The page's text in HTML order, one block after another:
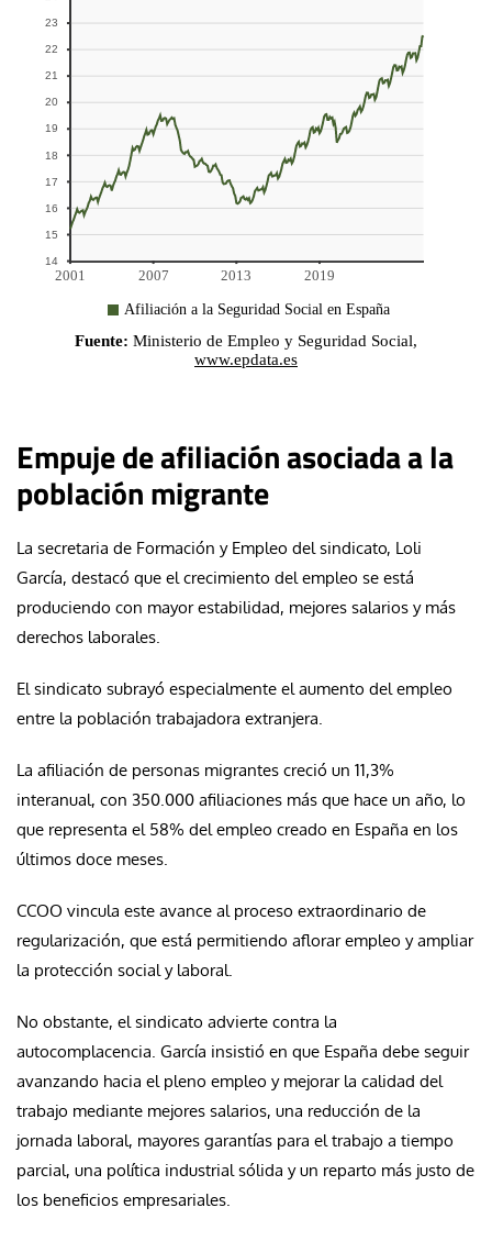
Empuje de afiliación asociada a la
población migrante
La secretaria de Formación y Empleo del sindicato, Loli
García, destacó que el crecimiento del empleo se está
produciendo con mayor estabilidad, mejores salarios y más
derechos laborales.
El sindicato subrayó especialmente el aumento del empleo
entre la población trabajadora extranjera.
La afiliación de personas migrantes creció un 11,3%
interanual, con 350.000 afiliaciones más que hace un año, lo
que representa el 58% del empleo creado en España en los
últimos doce meses.
CCOO vincula este avance al proceso extraordinario de
regularización, que está permitiendo aflorar empleo y ampliar
la protección social y laboral.
No obstante, el sindicato advierte contra la
autocomplacencia. García insistió en que España debe seguir
avanzando hacia el pleno empleo y mejorar la calidad del
trabajo mediante mejores salarios, una reducción de la
jornada laboral, mayores garantías para el trabajo a tiempo
parcial, una política industrial sólida y un reparto más justo de
los beneficios empresariales.